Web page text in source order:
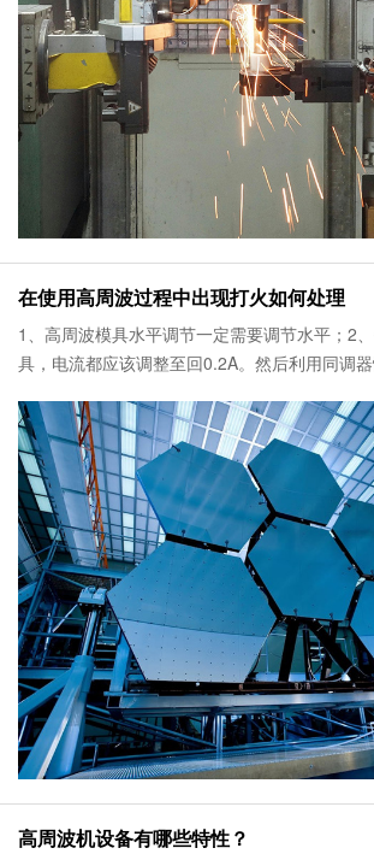
在使用高周波过程中出现打火如何处理
1、高周波模具水平调节一定需要调节水平；2
具，电流都应该调整至回0.2A。然后利用同调
布，加上酒精、汽油、
高周波机设备有哪些特性？